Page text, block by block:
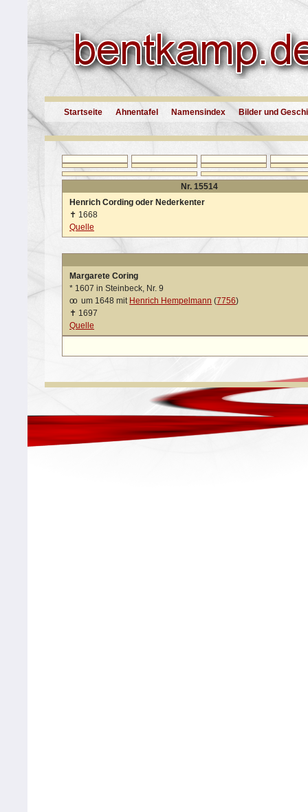
Startseite Ahnentafel Namensindex Bilder und
Nr. 15514
Henrich Cording oder Nederkenter
✝ 1668
Quelle
Margarete Coring
* 1607 in Steinbeck, Nr. 9
oo um 1648 mit Henrich Hempelmann (7756)
✝ 1697
Quelle